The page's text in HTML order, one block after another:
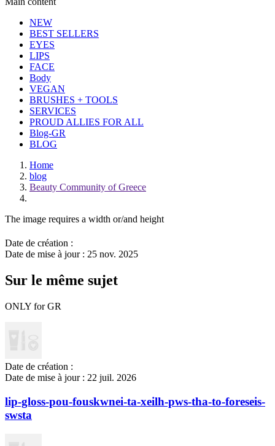
NEW
BEST SELLERS
EYES
LIPS
FACE
Body
VEGAN
BRUSHES + TOOLS
SERVICES
PROUD ALLIES FOR ALL
Blog-GR
BLOG
Home
blog
Beauty Community of Greece
The image requires a width or/and height
Date de création :
Date de mise à jour : 25 nov. 2025
Sur le même sujet
ONLY for GR
Date de création :
Date de mise à jour : 22 juil. 2026
lip-gloss-pou-fouskwnei-ta-xeilh-pws-tha-to-foreseis-
swsta